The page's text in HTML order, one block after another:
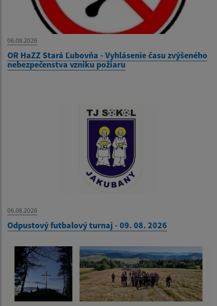
06.08.2026
OR HaZZ Stará Ľubovňa - Vyhlásenie času zvýšeného
nebezpečenstva vzniku požiaru
06.08.2026
Odpustový futbalový turnaj - 09. 08. 2026